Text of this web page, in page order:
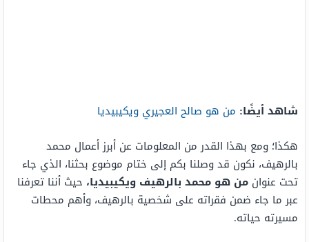
شاهد أيضًا: من هو صالح العجيري ويكيبيديا
هكذا؛ ومع بهذا القدر من المعلومات عن أبرز أعمال محمد
بالرهيف، نكون قد وصلنا بكم إلى ختام موضوع بحثنا، الذي جاء
تحت عنوان من هو محمد بالرهيف ويكيبيديا، حيث أننا تعرفنا
عبر ما جاء ضمن فقراته على شخصية بالرهيف، وأهم محطات
مسيرته حياته.